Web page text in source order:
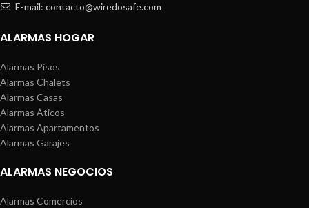
E-mail: contacto@wiredosafe.com
ALARMAS HOGAR
Alarmas Pisos
Alarmas Chalets
Alarmas Casas
Alarmas Áticos
Alarmas Apartamentos
Alarmas Garajes
ALARMAS NEGOCIOS
Alarmas Comercios